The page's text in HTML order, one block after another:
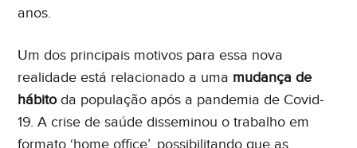
anos.
Um dos principais motivos para essa nova
realidade está relacionado a uma mudança de
hábitoda população após a pandemia de Covid-
19. A crise de saúde disseminou o trabalho em
formato ‘home office’, possibilitando que as